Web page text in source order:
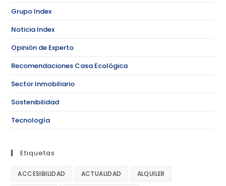
Grupo Index
Noticia Index
Opinión de Experto
Recomendaciones Casa Ecológica
Sector Inmobiliario
Sostenibilidad
Tecnología
Etiquetas
ACCESIBILIDAD ACTUALIDAD ALQUILER